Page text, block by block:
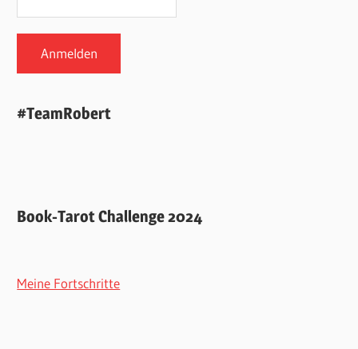
#TeamRobert
Book-Tarot Challenge 2024
Meine Fortschritte